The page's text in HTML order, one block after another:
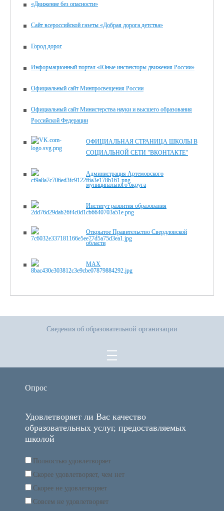
«Движение без опасности»
Сайт всероссийской газеты «Добрая дорога детства»
Город дорог
Информационный портал «Юные инспекторы движения России»
Официальный сайт Минпросвещения России
Официальный сайт Министерства науки и высшего образования
Российской Федерации
ОФИЦИАЛЬНАЯ СТРАНИЦА ШКОЛЫ В
СОЦИАЛЬНОЙ СЕТИ "ВКОНТАКТЕ"
Администрация Артемовского
муниципального округа
Институт развития образования
Открытое Правительство Свердловской
области
MAX
Сведения об образовательной организации
Опрос
Удовлетворяет ли Вас качество
образовательных услуг, предоставляемых
школой
Полностью удовлетворяет
Скорее удовлетворяет, чем нет
Скорее не удовлетворяет
Совсем не удовлетворяет